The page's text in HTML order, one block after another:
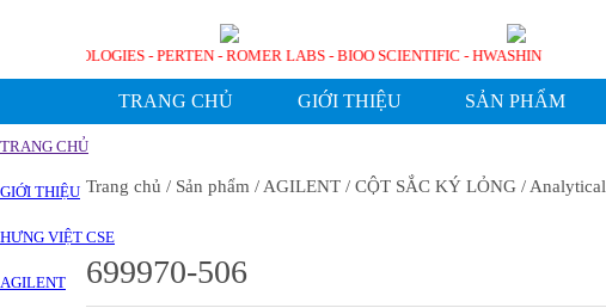
TECHNOLOGIES - PERTEN - ROMER LABS - BIOO SCIENTIFIC - HWASHIN
TRANG CHỦ GIỚI THIỆU SẢN PHẨM
TRANG CHỦ
GIỚI THIỆU
HƯNG VIỆT CSE
AGILENT
Trang chủ / Sản phẩm / AGILENT / CỘT SẮC KÝ LỎNG / Analytical
699970-506